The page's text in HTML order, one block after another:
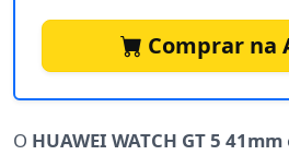
Comprar na
O HUAWEI WATCH GT 5 41mm